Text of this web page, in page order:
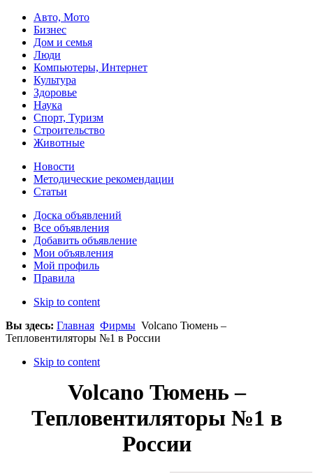
Авто, Мото
Бизнес
Дом и семья
Люди
Компьютеры, Интернет
Культура
Здоровье
Наука
Спорт, Туризм
Строительство
Животные
Новости
Методические рекомендации
Статьи
Доска объявлений
Все объявления
Добавить объявление
Мои объявления
Мой профиль
Правила
Skip to content
Вы здесь: Главная Фирмы Volcano Тюмень –
Тепловентиляторы №1 в России
Skip to content
Volcano Тюмень –
Тепловентиляторы №1 в
России